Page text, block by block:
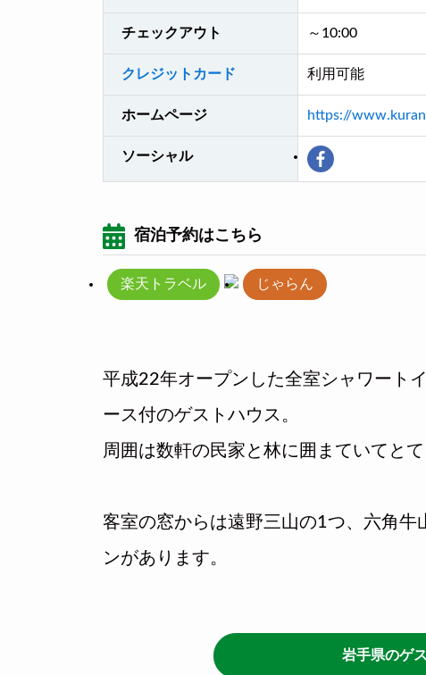
チェックアウト ～10:00
クレジットカード 利用可能
ホームページ https://
ソーシャル
宿泊予約はこちら
楽天トラベル じゃらん
平成22年オープンした全室シャワート
ース付のゲストハウス。
周囲は数軒の民家と林に囲まていてとて
客室の窓からは遠野三山の1つ、六角牛
ンがあります。
岩手県のゲ